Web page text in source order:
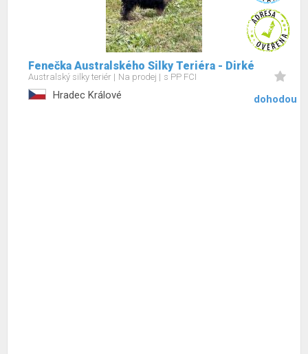
Fenečka Australského Silky Teriéra - Dirké
Australský silky teriér Na prodej s PP FCI
Hradec Králové dohodou